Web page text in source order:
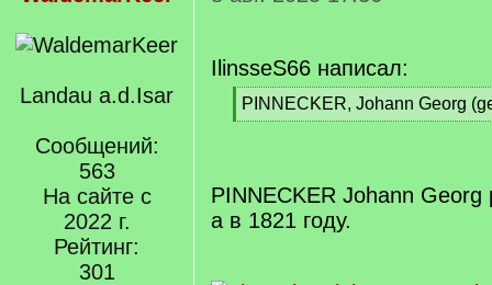
Landau a.d.Isar
Сообщений:
563
На сайте с
2022 г.
Рейтинг:
301
IlinsseS66 написал:
[
q
PINNECKER, Johann Georg
[
PINNECKER Johann
а в 1821 году.